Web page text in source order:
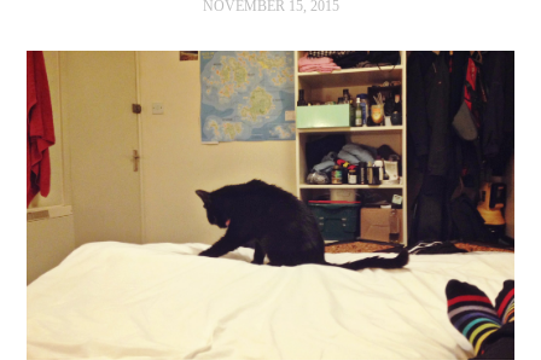
NOVEMBER 15, 2015